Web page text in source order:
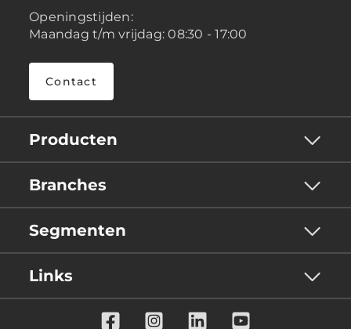
Openingstijden:
Maandag t/m vrijdag: 08:30 - 17:00
Contact
Producten
Branches
Segmenten
Links